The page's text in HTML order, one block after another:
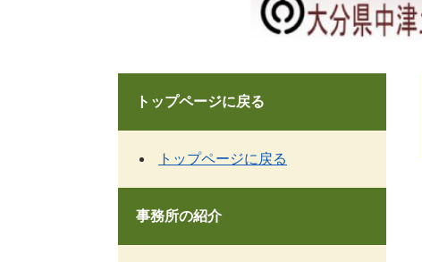
トップページに戻る
トップページに戻る
事務所の紹介